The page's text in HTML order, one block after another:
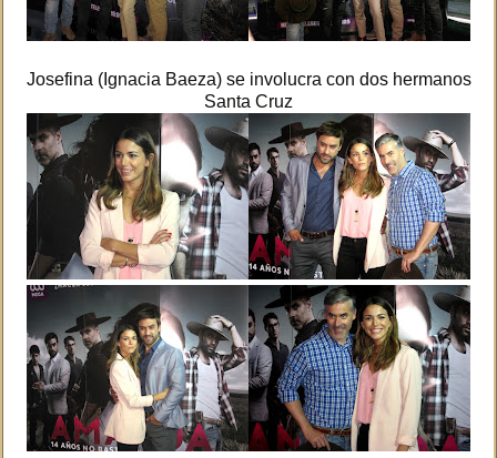
Josefina (Ignacia Baeza) se involucra con dos hermanos
Santa Cruz